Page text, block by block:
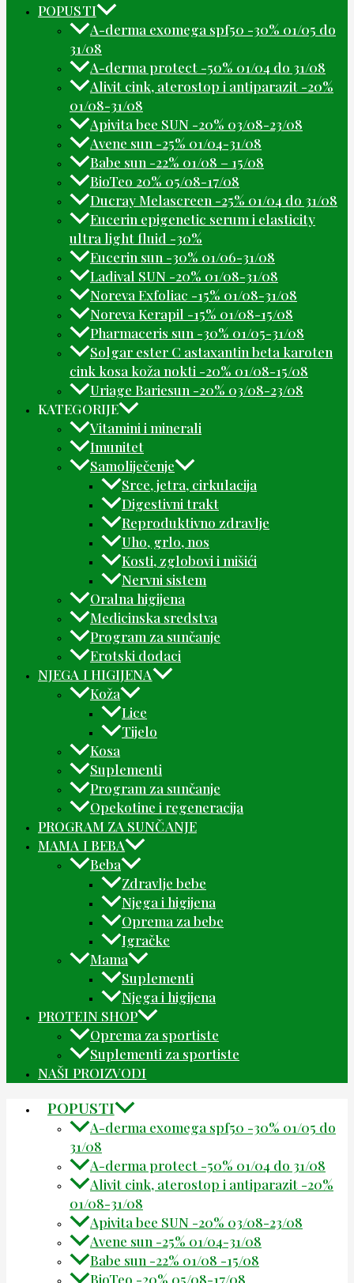
POPUSTI
A-derma exomega spf50 -30% 01/05 do
31/08
A-derma protect -50% 01/04 do 31/08
Alivit cink, aterostop i antiparazit -20%
01/08-31/08
Apivita bee SUN -20% 03/08-23/08
Avene sun -25% 01/04-31/08
Babe sun -22% 01/08 – 15/08
BioTeo 20% 05/08-17/08
Ducray Melascreen -25% 01/04 do 31/08
Eucerin epigenetic serum i elasticity
ultra light fluid -30%
Eucerin sun -30% 01/06-31/08
Ladival SUN -20% 01/08-31/08
Noreva Exfoliac -15% 01/08-31/08
Noreva Kerapil -15% 01/08-15/08
Pharmaceris sun -30% 01/05-31/08
Solgar ester C astaxantin beta karoten
cink kosa koža nokti -20% 01/08-15/08
Uriage Bariesun -20% 03/08-23/08
KATEGORIJE
Vitamini i minerali
Imunitet
Samoliječenje
Srce, jetra, cirkulacija
Digestivni trakt
Reproduktivno zdravlje
Uho, grlo, nos
Kosti, zglobovi i mišići
Nervni sistem
Oralna higijena
Medicinska sredstva
Program za sunčanje
Erotski dodaci
NJEGA I HIGIJENA
Koža
Lice
Tijelo
Kosa
Suplementi
Program za sunčanje
Opekotine i regeneracija
PROGRAM ZA SUNČANJE
MAMA I BEBA
Beba
Zdravlje bebe
Njega i higijena
Oprema za bebe
Igračke
Mama
Suplementi
Njega i higijena
PROTEIN SHOP
Oprema za sportiste
Suplementi za sportiste
NAŠI PROIZVODI
POPUSTI
A-derma exomega spf50 -30% 01/05 do
31/08
A-derma protect -50% 01/04 do 31/08
Alivit cink, aterostop i antiparazit -20%
01/08-31/08
Apivita bee SUN -20% 03/08-23/08
Avene sun -25% 01/04-31/08
Babe sun -22% 01/08 -15/08
BioTeo -20% 05/08-17/08